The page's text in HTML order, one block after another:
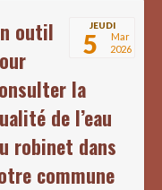
JEUDI
5
Mar
2026
outil
la
de l’eau
robinet dans
commune